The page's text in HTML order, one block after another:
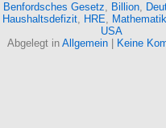
Benfordsches Gesetz, Billion,
Haushaltsdefizit, HRE, Mathematik
USA
Abgelegt in Allgemein Keine